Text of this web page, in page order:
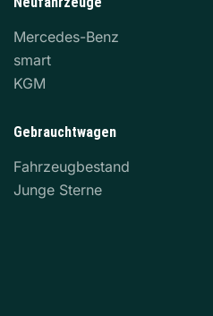
Mercedes-Benz
smart
KGM
Gebrauchtwagen
Fahrzeugbestand
Junge Sterne